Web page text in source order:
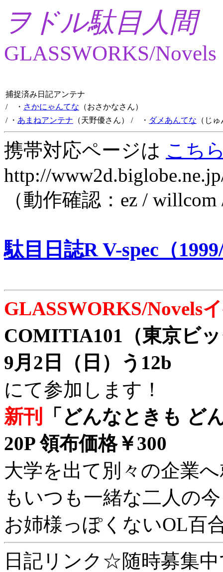
ヲドル駄目人間
GLASSWORKS/Novels
捕捉済み日記アンテナ
/ ・ さかにゃんてな （おさかなさん）
/ ・ あまねアンテナ （天野優さん） / ・ ダメあんてな （じ
携帯対応ページは こち
http://
（動作確認：ez /
駄目日誌R V-spec（
GLASSWORKS/Novels
COMITIA101（東京ビ
9月2日（日）う12b
にて参加します！
新刊
「どんなときも ど
20P 領布価格￥300
大学を出て別々の企業
もいつも一緒な二人の
お姉様っぽくないOL百
日記リンク☆随時募集